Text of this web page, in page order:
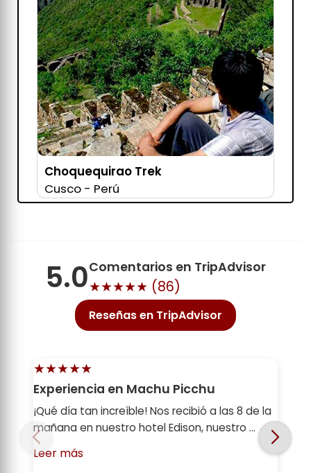
Choquequirao Trek
Cusco - Perú
5.0Comentarios en TripAdvisor
★★★★★ (86)
Reseñas en TripAdvisor
★★★★★
Experiencia en Machu Picchu
¡Qué día tan increíble! Nos recibió a las 8 de la
mañana en nuestro hotel Edison, nuestro ...
Leer más